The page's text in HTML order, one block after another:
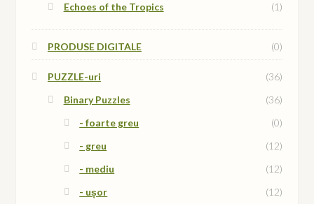
Echoes of the Tropics
(1)
PRODUSE DIGITALE (0)
PUZZLE-uri
(36)
Binary Puzzles
(36)
- foarte greu
(0)
- greu
(12)
- mediu
(12)
- ușor
(12)